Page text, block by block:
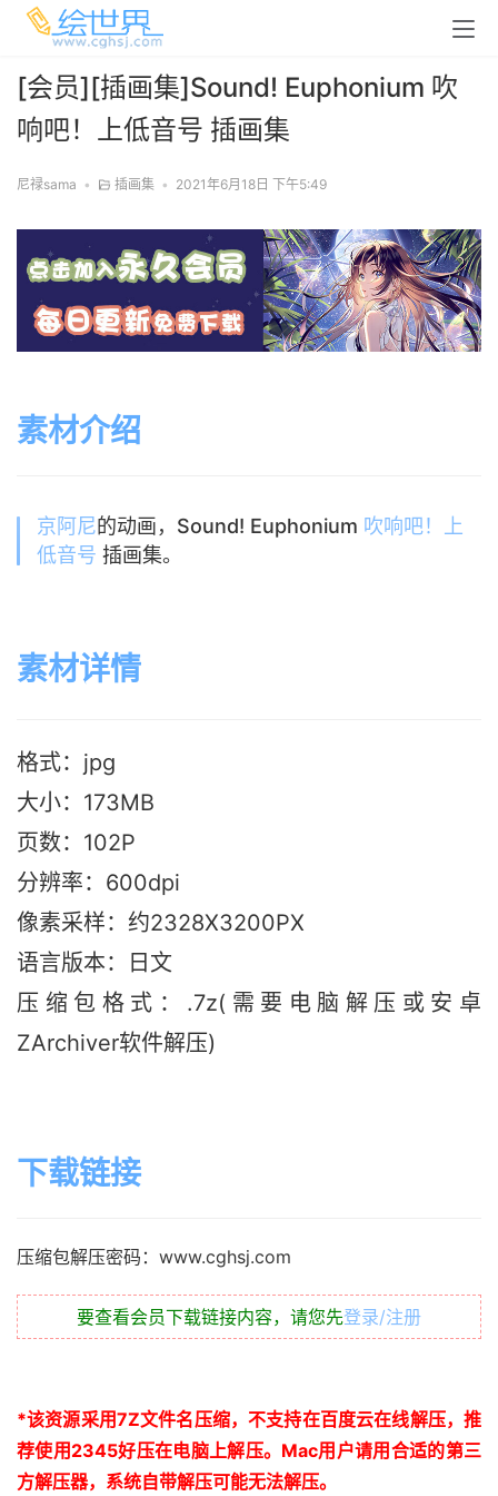
[会员][插画集]Sound! Euphonium 吹
响吧！上低音号 插画集
尼禄sama • 插画集 • 2021年6月18日 下午5:49
素材介绍
京阿尼的动画，Sound! Euphonium 吹响吧！上
低音号 插画集。
素材详情
格式：jpg
大小：173MB
页数：102P
分辨率：600dpi
像素采样：约2328X3200PX
语言版本：日文
压缩包格式：.7z(需要电脑解压或安卓
ZArchiver软件解压)
下载链接
压缩包解压密码：www.cghsj.com
要查看会员下载链接内容，请您先登录/注册
*该资源采用7Z文件名压缩，不支持在百度云在线解压，推
荐使用2345好压在电脑上解压。 Mac用户请用合适的第三
方解压器，系统自带解压可能无法解压。